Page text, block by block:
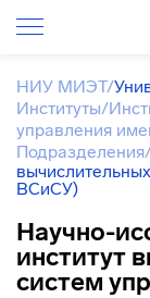
НИУ МИЭТ/
Институты/
управления
Подразделения
ВСиСУ)
Научно-
институт
систем